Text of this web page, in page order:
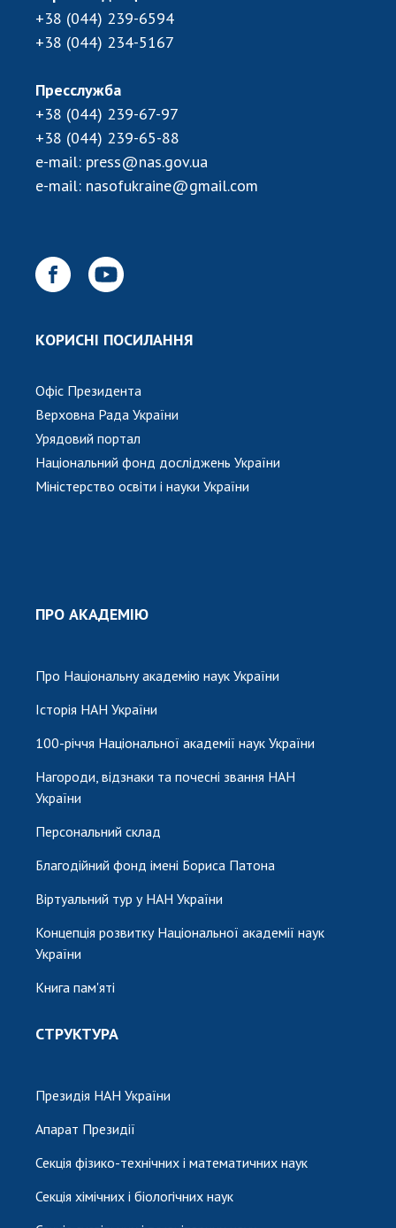
+38 (044) 239-6594
+38 (044) 234-5167
Пресслужба
+38 (044) 239-67-97
+38 (044) 239-65-88
e-mail: press@nas.gov.ua
e-mail: nasofukraine@gmail.com
КОРИСНІ ПОСИЛАННЯ
Офіс Президента
Верховна Рада України
Урядовий портал
Національний фонд досліджень України
Міністерство освіти і науки України
ПРО АКАДЕМІЮ
Про Національну академію наук України
Історія НАН України
100-річчя Національної академії наук України
Нагороди, відзнаки та почесні звання НАН
України
Персональний склад
Благодійний фонд імені Бориса Патона
Віртуальний тур у НАН України
Концепція розвитку Національної академії наук
України
Книга пам'яті
СТРУКТУРА
Президія НАН України
Апарат Президії
Секція фізико-технічних і математичних наук
Секція хімічних і біологічних наук